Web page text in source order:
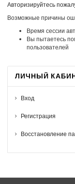
Авторизируйтесь
Возможные причины
Время сессии
Вы пытаетесь
пользователей
ЛИЧНЫЙ
Вход
Регистрация
Восстановление